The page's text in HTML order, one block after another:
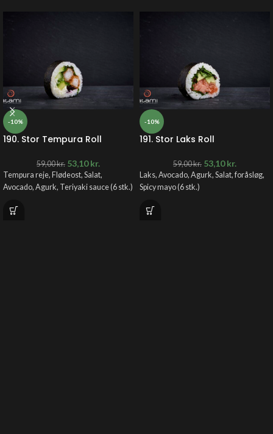
-10%
190. Stor Tempura Roll
59,00kr. 53,10kr.
Tempura reje, Flødeost, Salat,
Avocado, Agurk, Teriyaki sauce (6 stk.)
-10%
191. Stor Laks Roll
59,00kr. 53,10kr.
Laks, Avocado, Agurk, Salat, foråsløg,
Spicy mayo (6 stk.)